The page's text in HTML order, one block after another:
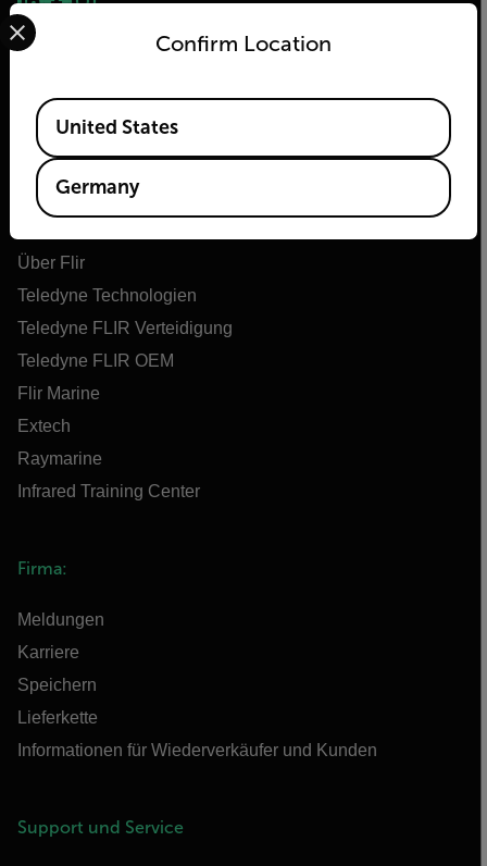
Flir
Über Flir
Teledyne Technologien
Teledyne FLIR Verteidigung
Teledyne FLIR OEM
Flir Marine
Extech
Raymarine
Infrared Training Center
Firma:
Meldungen
Karriere
Speichern
Lieferkette
Informationen für Wiederverkäufer und Kunden
Support und Service
Confirm Location
Select your preferred country and language from the
Available Locations
United States
Germany